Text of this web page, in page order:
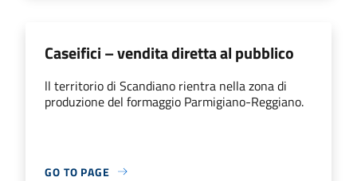
Caseifici – vendita diretta al pubblico
ll territorio di Scandiano rientra nella zona di
produzione del formaggio Parmigiano-Reggiano.
GO TO PAGE